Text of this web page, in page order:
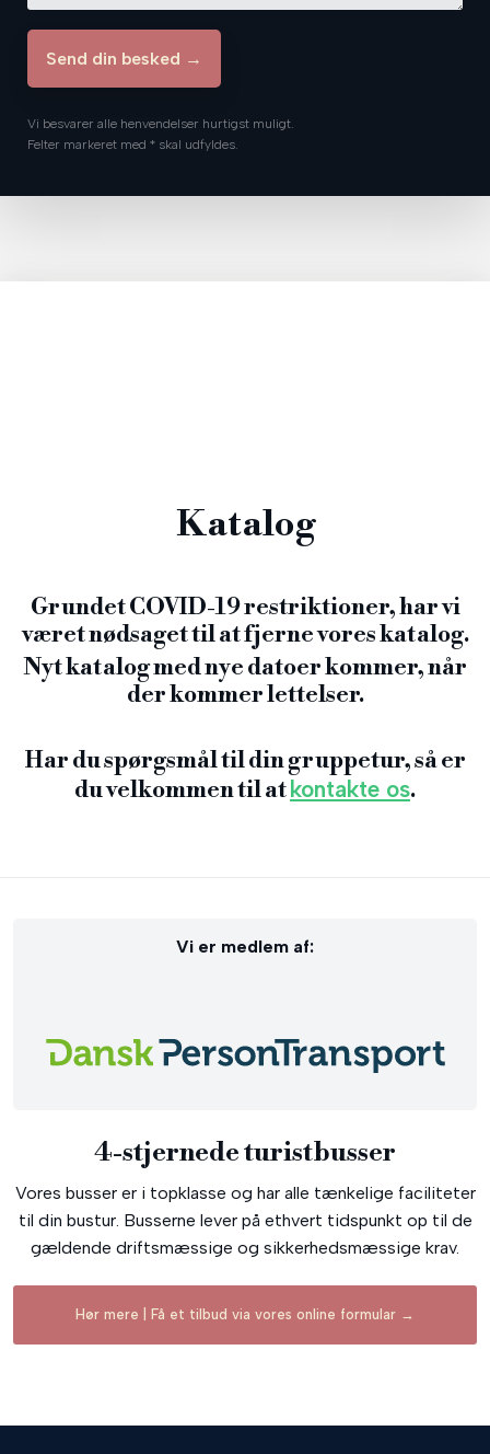
Vi besvarer alle henvendelser hurtigst muligt.
Felter markeret med * skal udfyldes.​
Katalog
Grundet COVID-19 restriktioner, har vi
været nødsaget til at fjerne vores katalog.
Nyt katalog med nye datoer kommer, når
der kommer lettelser.
Har du spørgsmål til din gruppetur, så er
du velkommen til atkontakte os.​
Vi er medlem af:​
4-stjernede turistbusser​
Vores busser er i topklasse og har alle tænkelige faciliteter
til din bustur. Busserne lever på ethvert tidspunkt op til de
gældende driftsmæssige og sikkerhedsmæssige krav.​
Hør mere | Få et tilbud via vores online formular →